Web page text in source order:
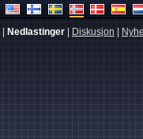
Nedlastinger Diskusjon